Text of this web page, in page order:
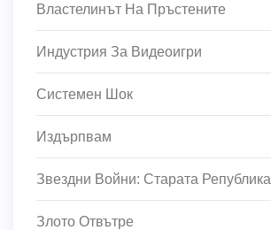
Властелинът На Пръстените
Индустрия За Видеоигри
Системен Шок
Издърпвам
Звездни Войни: Старата Република
Злото Отвътре